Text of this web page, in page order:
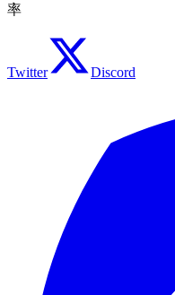
率
Twitter Discord